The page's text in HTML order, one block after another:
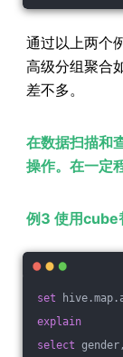
通过以上两个
高级分组聚合
差不多。
在数据扫描和
操作。在一定
例3 使用cube
set
explain
select